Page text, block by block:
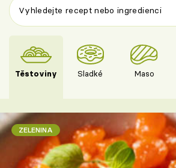
Těstoviny Sladké Maso
ZELENINA